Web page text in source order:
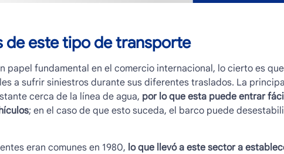
de este tipo de transporte
papel fundamental en el comercio internacional, lo cierto es
a sufrir siniestros durante sus diferentes traslados. La
cerca de la línea de agua, por lo que esta puede entrar
; en el caso de que esto suceda, el barco puede
eran comunes en 1980, lo que llevó a este sector a